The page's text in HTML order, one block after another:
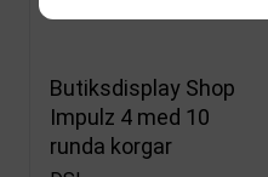
Butiksdisplay Shop
Impulz 4 med 10
runda korgar